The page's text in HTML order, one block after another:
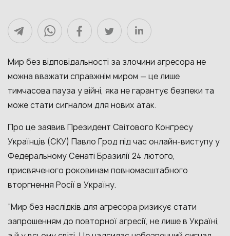
Мир без відповідальності за злочини агресора не
можна вважати справжнім миром — це лише
тимчасова пауза у війні, яка не гарантує безпеки та
може стати сигналом для нових атак.
Про це заявив Президент Світового Конґресу
Українців (СКУ) Павло Ґрод під час онлайн-виступу у
Федеральному Сенаті Бразилії 24 лютого,
присвяченого роковинам повномасштабного
вторгнення Росії в Україну.
“Мир без наслідків для агресора ризикує стати
запрошенням до повторної агресії, не лише в Україні,